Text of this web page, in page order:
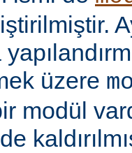
üzere
modül